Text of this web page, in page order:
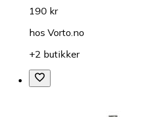
190 kr
hos Vorto.no
+2 butikker